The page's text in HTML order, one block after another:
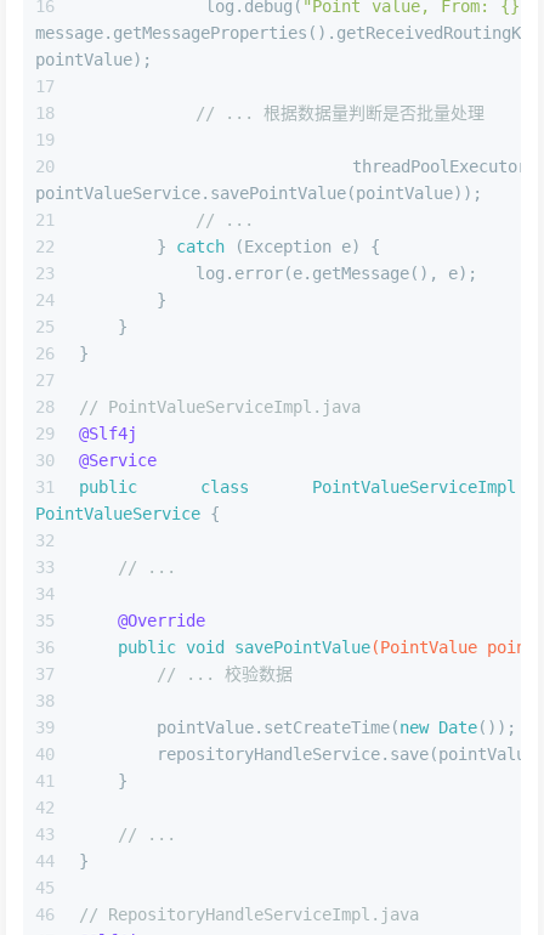
            log.debug(
"Point value, From: {},
pointValue);
// ... 根据数据量判断是否批量处理
pointValueService.savePointValue(pointValue));
// ...
        }
catch (Exception e) {
            log.error(e.getMessage(), e);
        }
    }
}
// PointValueServiceImpl.java
@Slf4j
@Service
public
class
PointValueServiceImpl
PointValueService {
// ...
@Override
public void savePointValue(PointValue
// ... 校验数据
        pointValue.setCreateTime(
new Date());
    }
// ...
}
// RepositoryHandleServiceImpl.java